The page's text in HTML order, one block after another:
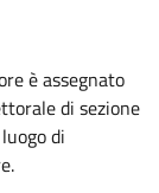
è assegnato
di sezione
di